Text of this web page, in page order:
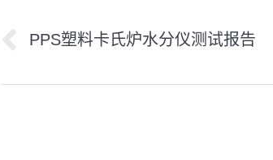
章
导
PPS塑料卡氏炉水分仪测试报告